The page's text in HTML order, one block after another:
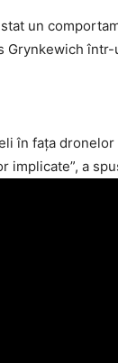
un
Grynkewich
în faţa
implicate”, a